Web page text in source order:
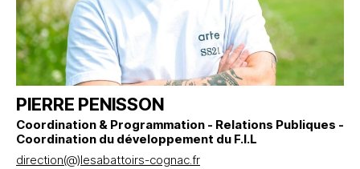
PIERRE PENISSON
Coordination & Programmation - Relations Publiques -
Coordination du développement du F.I.L
direction(@)lesabattoirs-cognac.fr